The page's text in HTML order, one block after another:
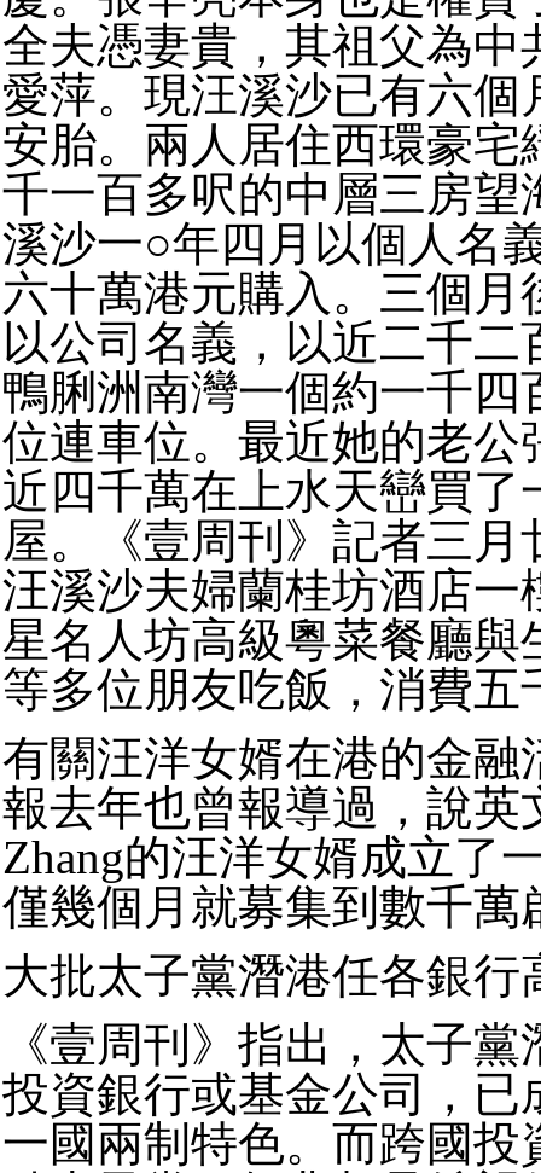
全夫憑妻貴，其祖父為中
愛萍。現汪溪沙已有六個
安胎。兩人居住西環豪宅
千一百多呎的中層三房望
溪沙一○年四月以個人名
六十萬港元購入。三個月
以公司名義，以近二千二
鴨脷洲南灣一個約一千四
位連車位。最近她的老公
近四千萬在上水天巒買了
屋。《壹周刊》記者三月
汪溪沙夫婦蘭桂坊酒店一
星名人坊高級粵菜餐廳與
等多位朋友吃飯，消費五
有關汪洋女婿在港的金融
報去年也曾報導過，說英
Zhang的汪洋女婿成立了
僅幾個月就募集到數千萬
大批太子黨潛港任各銀行
《壹周刊》指出，太子
投資銀行或基金公司，已
一國兩制特色。而跨國投